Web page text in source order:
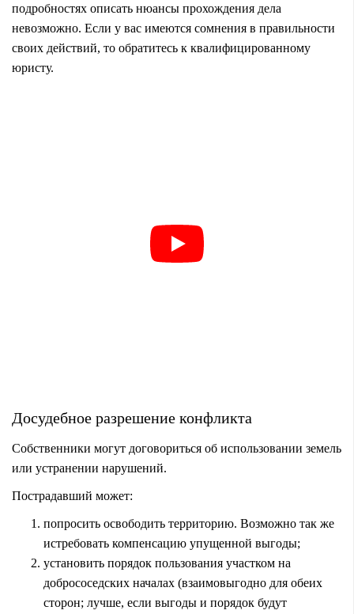
подробностях описать нюансы прохождения дела
невозможно. Если у вас имеются сомнения в правильности
своих действий, то обратитесь к квалифицированному
юристу.
Досудебное разрешение конфликта
Собственники могут договориться об использовании земель
или устранении нарушений.
Пострадавший может:
попросить освободить территорию. Возможно так же
истребовать компенсацию упущенной выгоды;
установить порядок пользования участком на
добрососедских началах (взаимовыгодно для обеих
сторон; лучше, если выгоды и порядок будут